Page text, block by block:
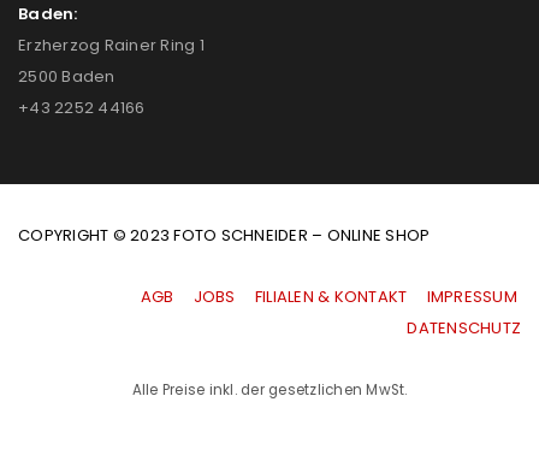
Baden:
Erzherzog Rainer Ring 1
2500 Baden
+43 2252 44166
COPYRIGHT © 2023 FOTO SCHNEIDER – ONLINE SHOP
AGB JOBS FILIALEN & KONTAKT
IMPRESSUM
|DATENSCHUTZ
Alle Preise inkl. der gesetzlichen MwSt.